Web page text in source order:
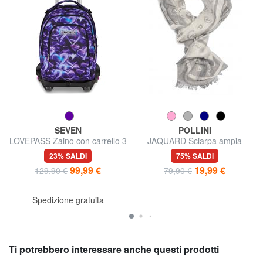
SEVEN
LOVEPASS Zaino con carrello 3
in 1
23% SALDI
129,90 € 99,99 €
Spedizione gratuita
POLLINI
JAQUARD Sciarpa ampia
75% SALDI
79,90 € 19,99 €
Ti potrebbero interessare anche questi prodotti